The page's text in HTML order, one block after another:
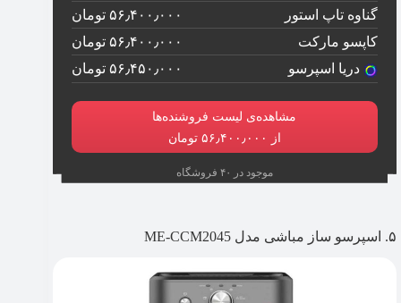
گناوه تاپ استور
۵۶٫۴۰۰٫۰۰۰ تومان
کاپسو مارکت
۵۶٫۴۰۰٫۰۰۰ تومان
دریا اسپرسو
۵۶٫۴۵۰٫۰۰۰ تومان
مشاهده‌ی لیست فروشنده‌ها
از ۵۶٫۴۰۰٫۰۰۰ تومان
موجود در ۴۰ فروشگاه
۵. اسپرسو ساز مباشی مدل ME-CCM2045